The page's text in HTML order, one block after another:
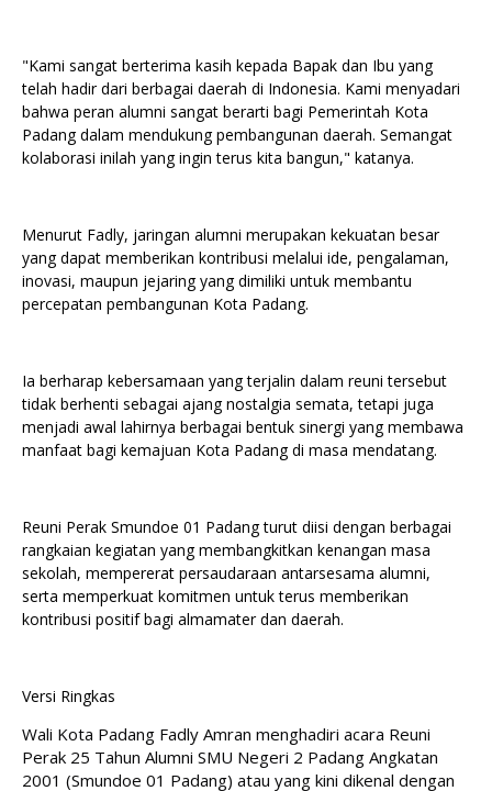
"Kami sangat berterima kasih kepada Bapak dan Ibu yang
telah hadir dari berbagai daerah di Indonesia. Kami menyadari
bahwa peran alumni sangat berarti bagi Pemerintah Kota
Padang dalam mendukung pembangunan daerah. Semangat
kolaborasi inilah yang ingin terus kita bangun," katanya.
Menurut Fadly, jaringan alumni merupakan kekuatan besar
yang dapat memberikan kontribusi melalui ide, pengalaman,
inovasi, maupun jejaring yang dimiliki untuk membantu
percepatan pembangunan Kota Padang.
Ia berharap kebersamaan yang terjalin dalam reuni tersebut
tidak berhenti sebagai ajang nostalgia semata, tetapi juga
menjadi awal lahirnya berbagai bentuk sinergi yang membawa
manfaat bagi kemajuan Kota Padang di masa mendatang.
Reuni Perak Smundoe 01 Padang turut diisi dengan berbagai
rangkaian kegiatan yang membangkitkan kenangan masa
sekolah, mempererat persaudaraan antarsesama alumni,
serta memperkuat komitmen untuk terus memberikan
kontribusi positif bagi almamater dan daerah.
Versi Ringkas
Wali Kota Padang Fadly Amran menghadiri acara Reuni
Perak 25 Tahun Alumni SMU Negeri 2 Padang Angkatan
2001 (Smundoe 01 Padang) atau yang kini dikenal dengan